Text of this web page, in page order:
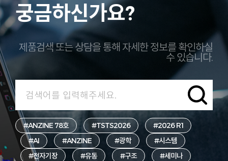
궁금하신가요?
제품검색 또는 상담을 통해 자세한 정보를 확인하실
수 있습니다.
#ANZINE 78호 #TSTS2026
#2026 R1
#AI
#ANZINE #광학
#시스템
#전자기장
#유동 #구조 #세미나